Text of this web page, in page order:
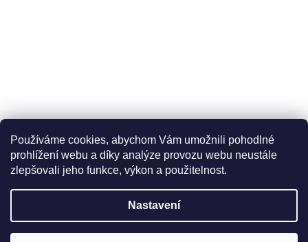
Používáme cookies, abychom Vám umožnili pohodlné
prohlížení webu a díky analýze provozu webu neustále
zlepšovali jeho funkce, výkon a použitelnost.
Nastavení